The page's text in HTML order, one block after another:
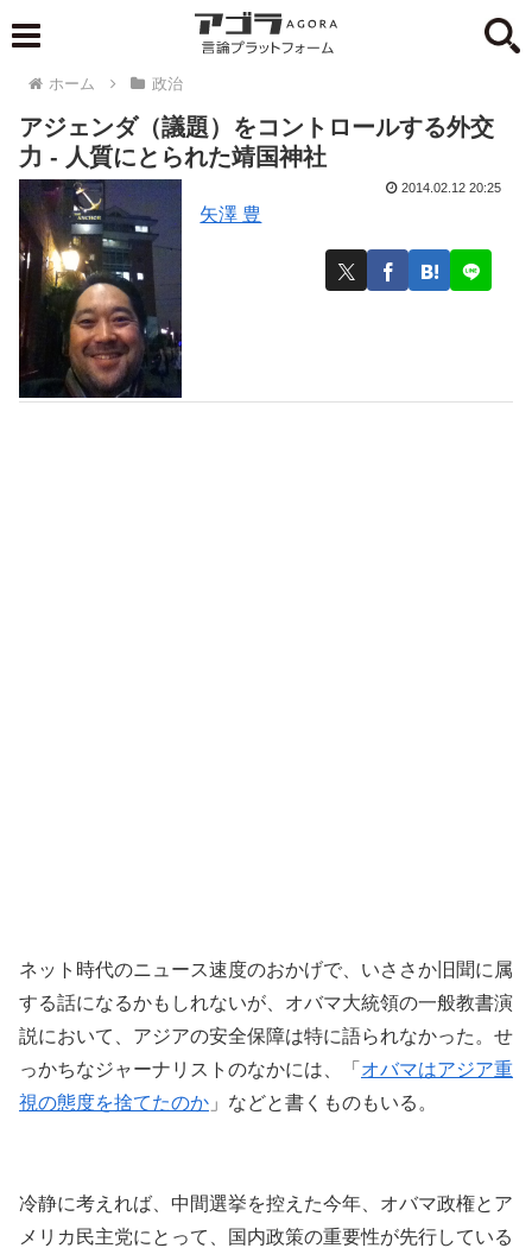
ホーム 政治
アジェンダ（議題）をコントロールする外交
力 - 人質にとられた靖国神社
矢澤 豊
2014.02.12 20:25
ネット時代のニュース速度のおかげで、いささか旧聞に属
する話になるかもしれないが、オバマ大統領の一般教書演
説において、アジアの安全保障は特に語られなかった。せ
っかちなジャーナリストのなかには、「 オバマはアジア重
視の態度を捨てたのか 」などと書くものもいる。
冷静に考えれば、中間選挙を控えた今年、オバマ政権とア
メリカ民主党にとって、国内政策の重要性が先行している